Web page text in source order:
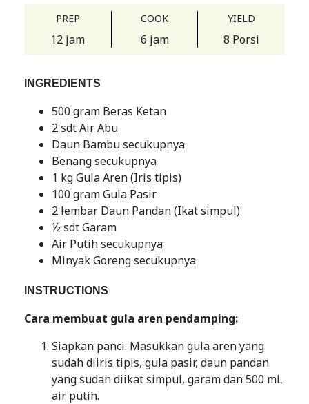
PREP
12 jam
COOK
6 jam
YIELD
8 Porsi
INGREDIENTS
500 gram Beras Ketan
2 sdt Air Abu
Daun Bambu secukupnya
Benang secukupnya
1 kg Gula Aren (Iris tipis)
100 gram Gula Pasir
2 lembar Daun Pandan (Ikat simpul)
½ sdt Garam
Air Putih secukupnya
Minyak Goreng secukupnya
INSTRUCTIONS
Cara membuat gula aren pendamping:
Siapkan panci. Masukkan gula aren yang
sudah diiris tipis, gula pasir, daun pandan
yang sudah diikat simpul, garam dan 500 mL
air putih.